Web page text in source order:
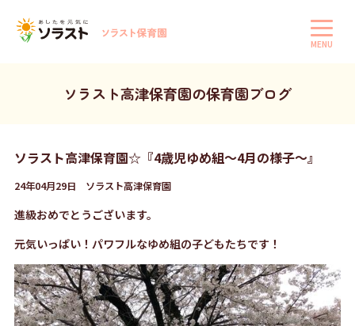
MENU
ソラスト高津保育園の保育園ブログ
ソラスト高津保育園☆『4歳児ゆめ組〜4月の様子〜』
24年04月29日 ソラスト高津保育園
進級おめでとうございます。
元気いっぱい！パワフルなゆめ組の子どもたちです！